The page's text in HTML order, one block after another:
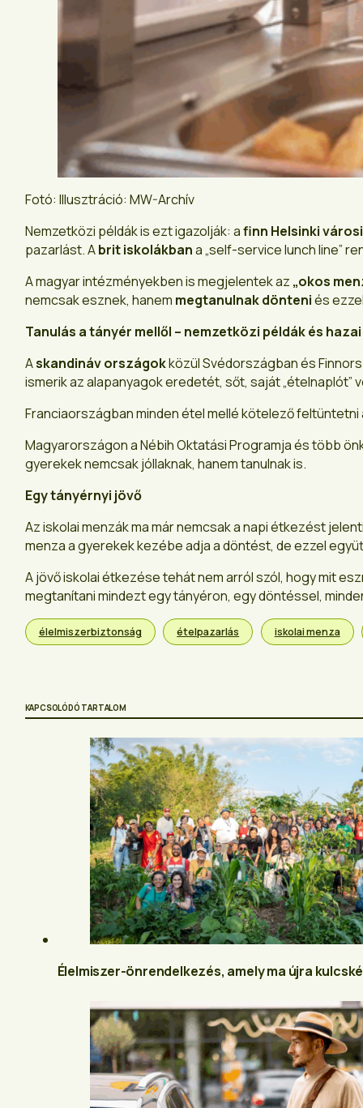
Fotó: Illusztráció: MW-Archív
Nemzetközi példák is ezt igazolják: afinn Helsinki
pazarlást. Abrit iskolákbana „self-service lunch line”
A magyar intézményekben is megjelentek az „okos
nemcsak esznek, hanem megtanulnak dönteniés
Tanulás a tányér mellől – nemzetközi példák és
Askandináv országokközül Svédországban és
ismerik az alapanyagok eredetét, sőt, saját „ételnaplót”
Franciaországban minden étel mellé kötelező
Magyarországon a Nébih Oktatási Programja és több
gyerekek nemcsak jóllaknak, hanem tanulnak is.
Egy tányérnyi jövő
Az iskolai menzák ma már nemcsak a napi étkezést
menza a gyerekek kezébe adja a döntést, de ezzel
A jövő iskolai étkezése tehát nem arról szól, hogy mit
megtanítani mindezt egy tányéron, egy döntéssel,
élelmiszerbiztonság ételpazarlás iskolai menza
KAPCSOLÓDÓ TARTALOM
Élelmiszer-önrendelkezés, amely ma újra